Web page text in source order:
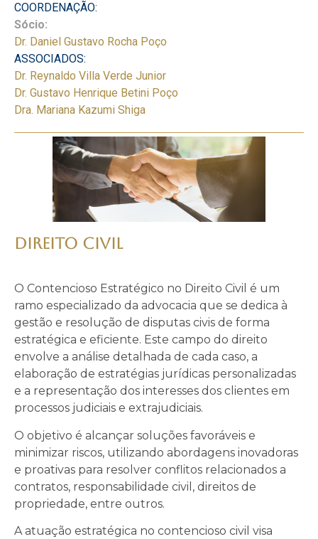
COORDENAÇÃO:
Sócio:
Dr. Daniel Gustavo Rocha Poço
ASSOCIADOS:
Dr. Reynaldo Villa Verde Junior
Dr. Gustavo Henrique Betini Poço
Dra. Mariana Kazumi Shiga
DIREITO CIVIL
O Contencioso Estratégico no Direito Civil é um
ramo especializado da advocacia que se dedica à
gestão e resolução de disputas civis de forma
estratégica e eficiente. Este campo do direito
envolve a análise detalhada de cada caso, a
elaboração de estratégias jurídicas personalizadas
e a representação dos interesses dos clientes em
processos judiciais e extrajudiciais.
O objetivo é alcançar soluções favoráveis e
minimizar riscos, utilizando abordagens inovadoras
e proativas para resolver conflitos relacionados a
contratos, responsabilidade civil, direitos de
propriedade, entre outros.
A atuação estratégica no contencioso civil visa